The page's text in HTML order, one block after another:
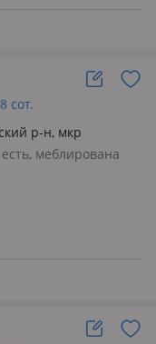
сот.
р-н, мкр
26 меблирована
удобное
строился для